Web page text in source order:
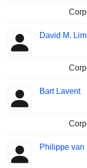
David M. Lim
Bart Lavent
Philippe van